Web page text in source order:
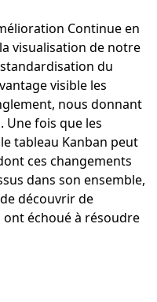
Continue en
visualisation de notre
du
visible les
nous donnant
Une fois que les
tableau Kanban peut
ces changements
dans son ensemble,
découvrir de
ont échoué à résoudre